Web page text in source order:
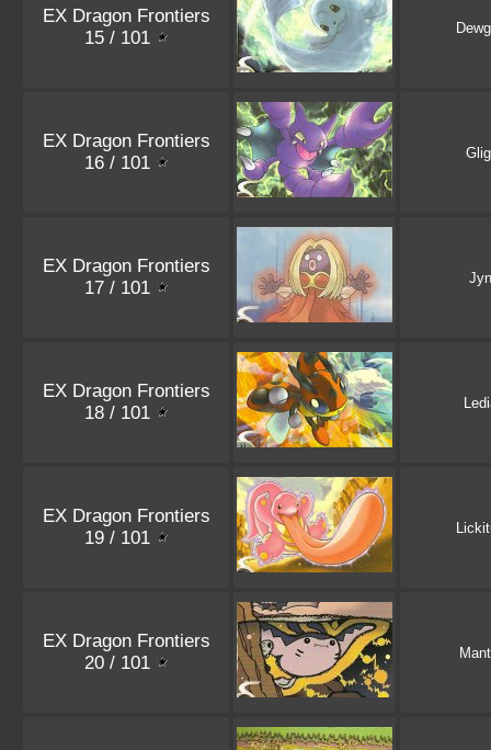
EX Dragon Frontiers
15 / 101
EX Dragon Frontiers
16 / 101
EX Dragon Frontiers
17 / 101
EX Dragon Frontiers
18 / 101
EX Dragon Frontiers
19 / 101
EX Dragon Frontiers
20 / 101